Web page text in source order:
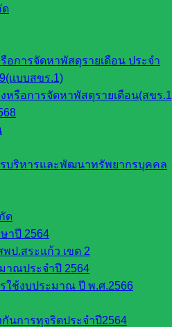
ด
อการจัดหาพัสดุรายเดือน ประจำ
แบบสขร.1)
หรือการจัดหาพัสดุรายเดือน(สขร
บริหารและพัฒนาทรัพยากรบุคคล
ด
าปี 2564
ป.สระแก้ว เขต 2
าณประจำปี 2564
ใช้งบประมาณ ปี พ.ศ.2566
นการทุจริตประจำปี2564